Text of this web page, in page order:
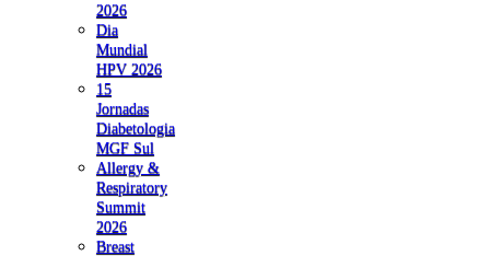
2026
Dia
Mundial
HPV 2026
15
Jornadas
Diabetologia
MGF Sul
Allergy &
Respiratory
Summit
2026
Breast